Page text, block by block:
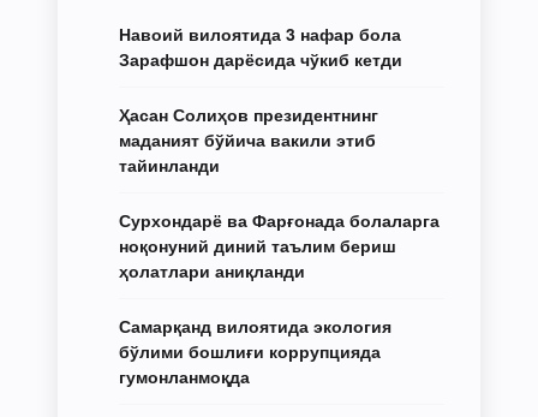
Навоий вилоятида 3 нафар бола
Зарафшон дарёсида чўкиб кетди
Ҳасан Солиҳов президентнинг
маданият бўйича вакили этиб
тайинланди
Сурхондарё ва Фарғонада болаларга
ноқонуний диний таълим бериш
ҳолатлари аниқланди
Самарқанд вилоятида экология
бўлими бошлиғи коррупцияда
гумонланмоқда